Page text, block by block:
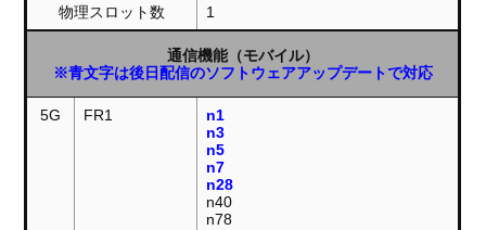
物理スロット数 1
通信機能（モバイル）
※青文字は後日配信のソフトウェアアップデートで対応
5G FR1
n1
n3
n5
n7
n28
n40
n78